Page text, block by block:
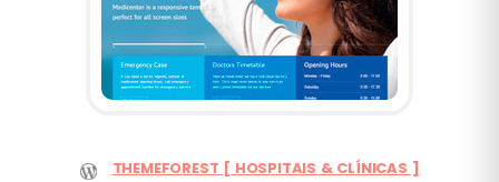
THEMEFOREST [ HOSPITAIS & CLÍNICAS ]